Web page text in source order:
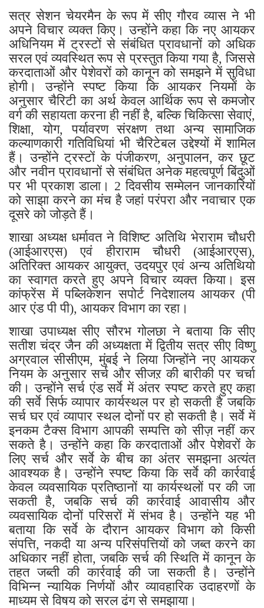
सत्र सेशन चेयरमैन के रूप में सीए गौरव व्यास ने भी
अपने विचार व्यक्त किए। उन्होंने कहा कि नए आयकर
अधिनियम में ट्रस्टों से संबंधित प्रावधानों को अधिक
सरल एवं व्यवस्थित रूप से प्रस्तुत किया गया है, जिससे
करदाताओं और पेशेवरों को कानून को समझने में सुविधा
होगी। उन्होंने स्पष्ट किया कि आयकर नियमों के
अनुसार चैरिटी का अर्थ केवल आर्थिक रूप से कमजोर
वर्ग की सहायता करना ही नहीं है, बल्कि चिकित्सा सेवाएं,
शिक्षा, योग, पर्यावरण संरक्षण तथा अन्य सामाजिक
कल्याणकारी गतिविधियां भी चैरिटेबल उद्देश्यों में शामिल
हैं। उन्होंने ट्रस्टों के पंजीकरण, अनुपालन, कर छूट
और नवीन प्रावधानों से संबंधित अनेक महत्वपूर्ण बिंदुओं
पर भी प्रकाश डाला। 2 दिवसीय सम्मेलन जानकारियों
को साझा करने का मंच है जहां परंपरा और नवाचार एक
दूसरे को जोड़ते हैं।
शाखा अध्यक्ष धर्मावत ने विशिष्ट अतिथि भेराराम चौधरी
(आईआरएस) एवं हीराराम चौधरी (आईआरएस),
अतिरिक्त आयकर आयुक्त, उदयपुर एवं अन्य अतिथियो
का स्वागत करते हुए अपने विचार व्यक्त किया। इस
कांफ्रेंस में पब्लिकेशन सपोर्ट निदेशालय आयकर (पी
आर एंड पी पी), आयकर विभाग का रहा।
शाखा उपाध्यक्ष सीए सौरभ गोलछा ने बताया कि सीए
सतीश चंद्र जैन की अध्यक्षता में द्वितीय सत्र सीए विष्णु
अग्रवाल सीसीएम, मुंबई ने लिया जिन्होंने नए आयकर
नियम के अनुसार सर्च और सीजऱ की बारीकी पर चर्चा
की। उन्होंने सर्च एंड सर्वे में अंतर स्पष्ट करते हुए कहा
की सर्वे सिर्फ व्यापार कार्यस्थल पर हो सकती है जबकि
सर्च घर एवं व्यापार स्थल दोनों पर हो सकती है। सर्वे में
इनकम टैक्स विभाग आपकी सम्पत्ति को सीज़ नहीं कर
सकते है। उन्होंने कहा कि करदाताओं और पेशेवरों के
लिए सर्च और सर्वे के बीच का अंतर समझना अत्यंत
आवश्यक है। उन्होंने स्पष्ट किया कि सर्वे की कार्रवाई
केवल व्यवसायिक प्रतिष्ठानों या कार्यस्थलों पर की जा
सकती है, जबकि सर्च की कार्रवाई आवासीय और
व्यवसायिक दोनों परिसरों में संभव है। उन्होंने यह भी
बताया कि सर्वे के दौरान आयकर विभाग को किसी
संपत्ति, नकदी या अन्य परिसंपत्तियों को जब्त करने का
अधिकार नहीं होता, जबकि सर्च की स्थिति में कानून के
तहत जब्ती की कार्रवाई की जा सकती है। उन्होंने
विभिन्न न्यायिक निर्णयों और व्यावहारिक उदाहरणों के
माध्यम से विषय को सरल ढंग से समझाया।